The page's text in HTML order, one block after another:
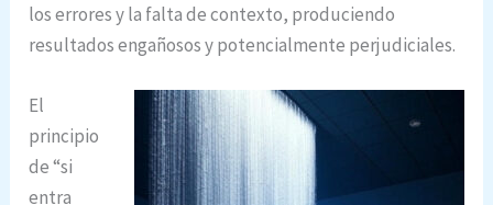
los errores y la falta de contexto, produciendo
resultados engañosos y potencialmente perjudiciales.
El
principio
de “si
entra